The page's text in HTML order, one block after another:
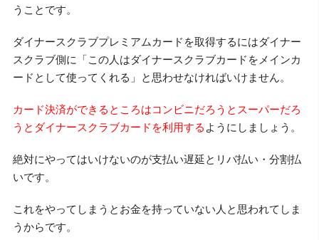
うことです。
ダイナースクラブプレミアムカードを取得するにはダイナー
スクラブ側に「この人はダイナースクラブカードをメインカ
ードとして使ってくれる」と思わせなければいけません。
カード決済ができるところはコンビニだろうとスーパーだろ
うとダイナースクラブカードを利用する ようにしましょう。
絶対にやってはいけないのが支払い遅延とリバ払い・分割払
いです。
これをやってしまうとお金を持っていない人と思われてしま
うからです。